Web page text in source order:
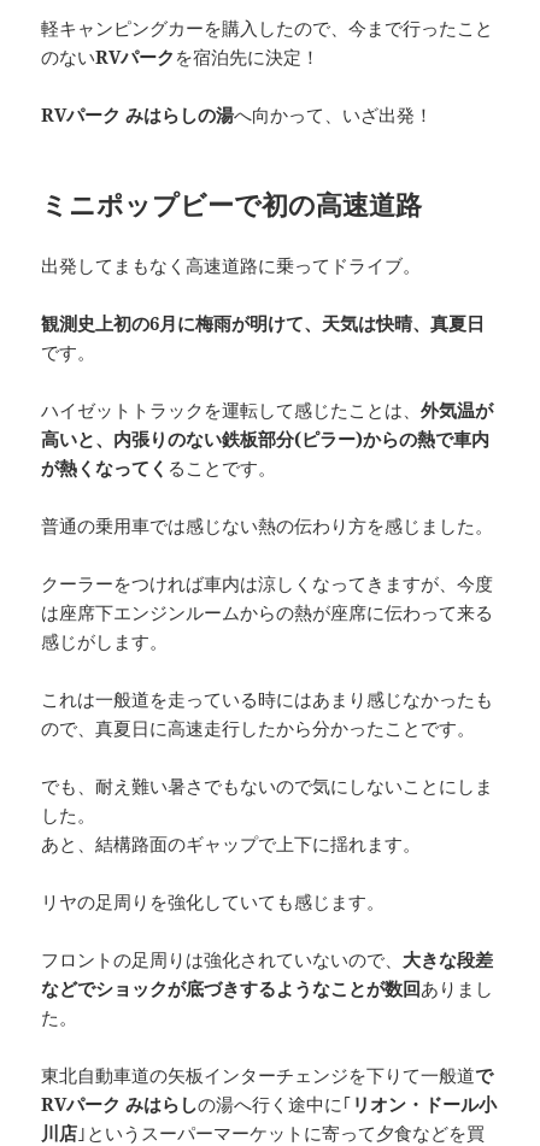
軽キャンピングカーを購入したので、今まで行ったこと
のないRVパーク を宿泊先に決定！
RVパーク みはらしの湯へ向かって、いざ出発！
ミニポップビーで初の高速道路
出発してまもなく高速道路に乗ってドライブ。
観測史上初の6月に梅雨が明けて、天気は快晴、真夏日
です。
ハイゼットトラックを運転して感じたことは、外気温が
高いと、内張りのない鉄板部分(ピラー)からの熱で車内
が熱くなってく ることです。
普通の乗用車では感じない熱の伝わり方を感じました。
クーラーをつければ車内は涼しくなってきますが、今度
は座席下エンジンルームからの熱が座席に伝わって来る
感じがします。
これは一般道を走っている時にはあまり感じなかったも
ので、真夏日に高速走行したから分かったことです。
でも、耐え難い暑さでもないので気にしないことにしま
した。
あと、結構路面のギャップで上下に揺れます。
リヤの足周りを強化していても感じます。
フロントの足周りは強化されていないので、 大きな段差
などでショックが底づきするようなことが数回ありまし
た。
東北自動車道の矢板インターチェンジを下りて一般道で
RVパーク みはらしの湯へ行く途中に｢ リオン・ドール小
川店 ｣というスーパーマーケットに寄って夕食などを買